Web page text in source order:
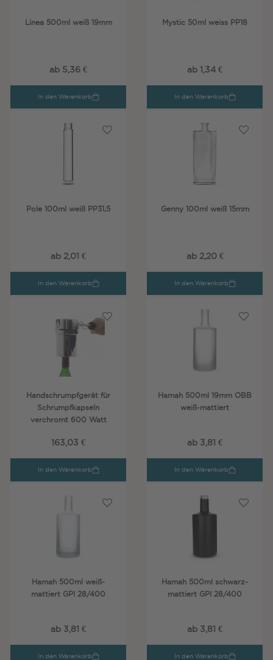
Linea 500ml weiß 19mm
ab 5,36 €
In den Warenkorb
Mystic 50ml weiss PP18
ab 1,34 €
In den Warenkorb
Pole 100ml weiß PP31,5
ab 2,01 €
In den Warenkorb
Genny 100ml weiß 15mm
ab 2,20 €
In den Warenkorb
Handschrumpfgerät für
Schrumpfkapseln
verchromt 600 Watt
163,03 €
In den Warenkorb
Hamah 500ml 19mm OBB
weiß-mattiert
ab 3,81 €
In den Warenkorb
Hamah 500ml weiß-
mattiert GPI 28/400
ab 3,81 €
In den Warenkorb
Hamah 500ml schwarz-
mattiert GPI 28/400
ab 3,81 €
In den Warenkorb